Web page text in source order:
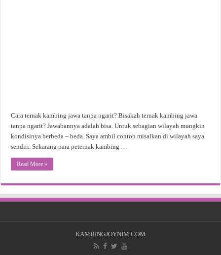
Cara ternak kambing jawa tanpa ngarit? Bisakah ternak kambing jawa
tanpa ngarit? Jawabannya adalah bisa. Untuk sebagian wilayah mungkin
kondisinya berbeda – beda. Saya ambil contoh misalkan di wilayah saya
sendiri. Sekarang para peternak kambing …
Read More »
KAMBINGJOYNIM.COM